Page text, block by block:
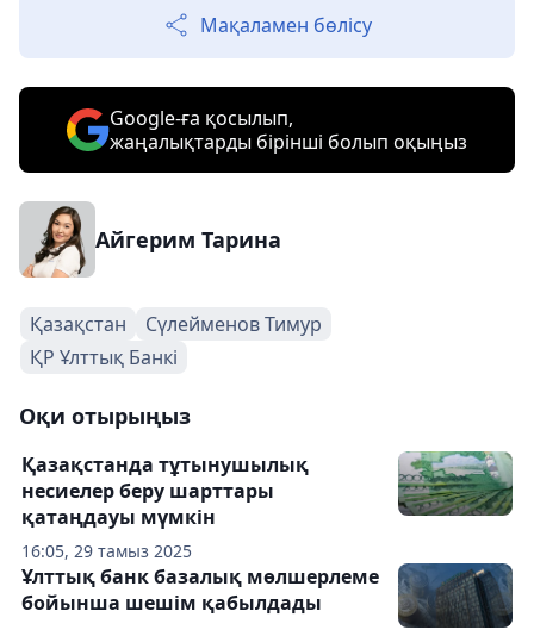
Мақаламен бөлісу
Google-ға қосылып,
жаңалықтарды бірінші болып оқыңыз
Айгерим Тарина
Қазақстан
Сүлейменов Тимур
ҚР Ұлттық Банкі
Оқи отырыңыз
16:05, 29 тамыз 2025
Қазақстанда тұтынушылық
несиелер беру шарттары
қатаңдауы мүмкін
Ұлттық банк базалық мөлшерлеме
бойынша шешім қабылдады